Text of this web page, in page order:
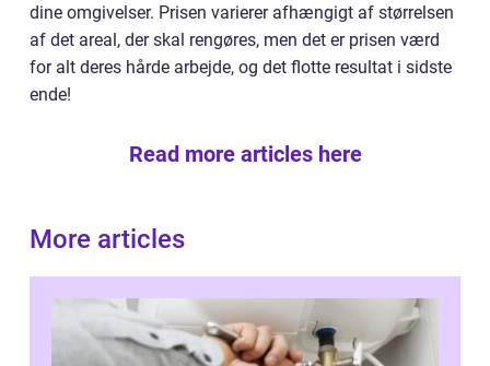
dine omgivelser. Prisen varierer afhængigt af størrelsen
af det areal, der skal rengøres, men det er prisen værd
for alt deres hårde arbejde, og det flotte resultat i sidste
ende!
Read more articles here
More articles